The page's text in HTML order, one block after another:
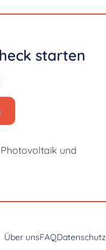
starten
und
Über unsFAQDatenschutz